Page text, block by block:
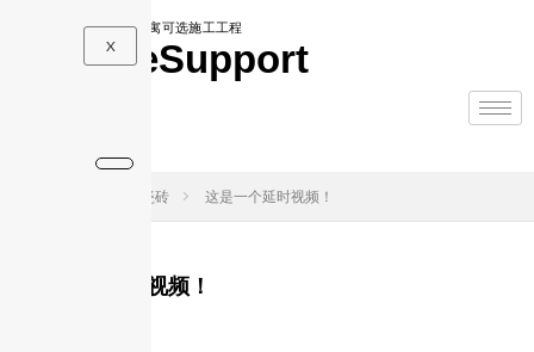
东京及关东地区各地的公寓可选施工工程
LifeTimeSupport
X
生态瓷砖 这是一个延时视频！
这是一个延时视频！